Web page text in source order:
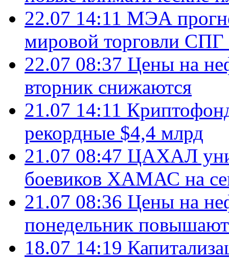
22.07 14:11 МЭА
мировой торговли СПГ
22.07 08:37 Цены на
вторник снижаются
21.07 14:11
рекордные $4,4 млрд
21.07 08:47 ЦАХАЛ
боевиков ХАМАС на
21.07 08:36 Цены на
понедельник
18.07 14:19